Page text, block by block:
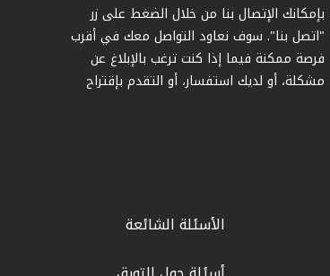
بإمكانك الإتصال بنا من خلال الضغط على زر
"اتصل بنا". سوف نعاود التواصل معك في أقرب
فرصة ممكنة فيما إذا كنت ترغب بالإبلاغ عن
مشكلة، أو لديك استفسار، أو التقدم بإقتراح
الأسئلة الشائعة